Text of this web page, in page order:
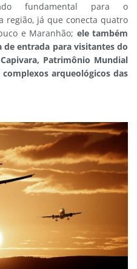
fundamental para o
região, já que conecta quatro
e Maranhão; ele também
entrada para visitantes do
Patrimônio Mundial
arqueológicos das